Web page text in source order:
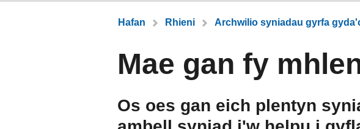
Rydych chi yma:
Hafan Rhieni Archwilio syniadau gyrfa
Mae gan fy
Os oes gan eich plentyn